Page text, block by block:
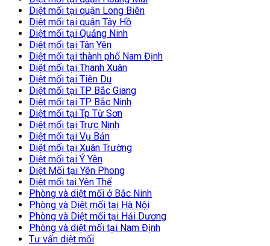
Diệt mối tại quận Long Biên
Diệt mối tại quận Tây Hồ
Diệt mối tại Quảng Ninh
Diệt mối tại Tân Yên
Diệt mối tại thành phố Nam Định
Diệt mối tại Thanh Xuân
Diệt mối tại Tiên Du
Diệt mối tại TP Bắc Giang
Diệt mối tại TP Bắc Ninh
Diệt mối tại Tp Từ Sơn
Diệt mối tại Trực Ninh
Diệt mối tại Vụ Bản
Diệt mối tại Xuân Trường
Diệt mối tại Ý Yên
Diệt Mối tại Yên Phong
Diệt mối tai Yên Thế
Phòng và diệt mối ở Bắc Ninh
Phòng và Diệt mối tại Hà Nội
Phòng và Diệt mối tại Hải Dương
Phòng và diệt mối tại Nam Định
Tư vấn diệt mối